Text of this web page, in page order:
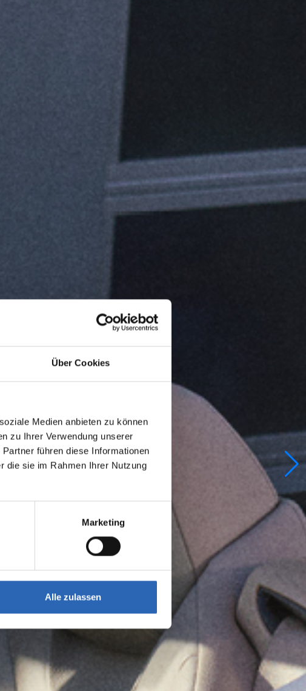
Über Cookies
Medien anbieten zu können
zu Ihrer Verwendung unserer
führen diese Informationen
die sie im Rahmen Ihrer Nutzung
Marketing
Alle zulassen